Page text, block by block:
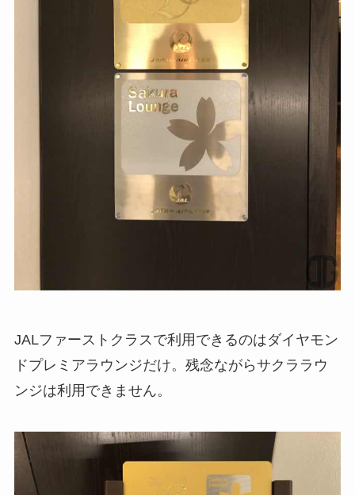
JALファーストクラスで利用できるのはダイヤモン
ドプレミアラウンジだけ。残念ながらサクララウ
ンジは利用できません。